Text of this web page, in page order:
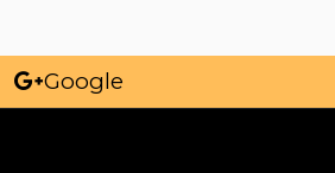
Google